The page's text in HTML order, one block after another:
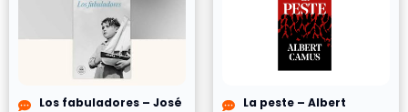
Los fabuladores – José
La peste – Albert